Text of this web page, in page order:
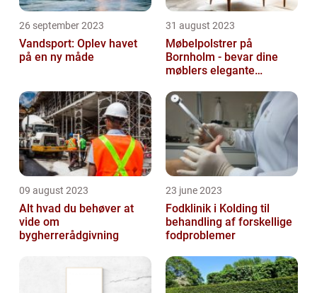
26 september 2023
Vandsport: Oplev havet
på en ny måde
31 august 2023
Møbelpolstrer på
Bornholm - bevar dine
møblers elegante
09 august 2023
Alt hvad du behøver at
vide om
bygherrerådgivning
23 june 2023
Fodklinik i Kolding til
behandling af forskellige
fodproblemer